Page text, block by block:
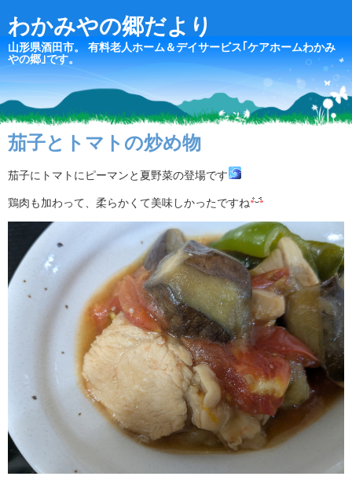
わかみやの郷だより
山形県酒田市。 有料老人ホーム＆デイサービス｢ケアホームわかみ
やの郷｣です。
茄子とトマトの炒め物
茄子にトマトにピーマンと夏野菜の登場です
鶏肉も加わって、柔らかくて美味しかったですね